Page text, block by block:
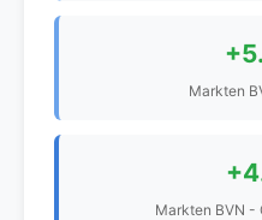
Markten
Markten BVN -